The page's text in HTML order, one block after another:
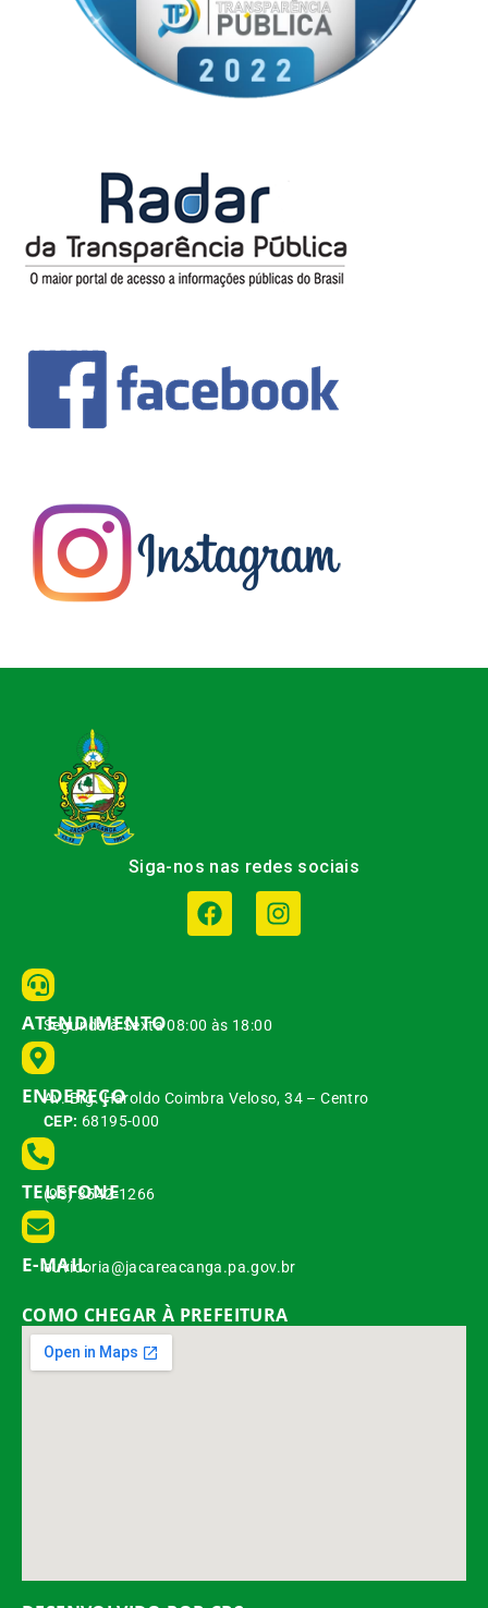
Siga-nos nas redes sociais
ATENDIMENTO
Segunda à Sexta 08:00 às 18:00
ENDEREÇO
Av. Brg. Haroldo Coimbra Veloso, 34 – Centro
CEP: 68195-000
TELEFONE
(93) 3542-1266
E-MAIL
ouvidoria@jacareacanga.pa.gov.br
COMO CHEGAR À PREFEITURA